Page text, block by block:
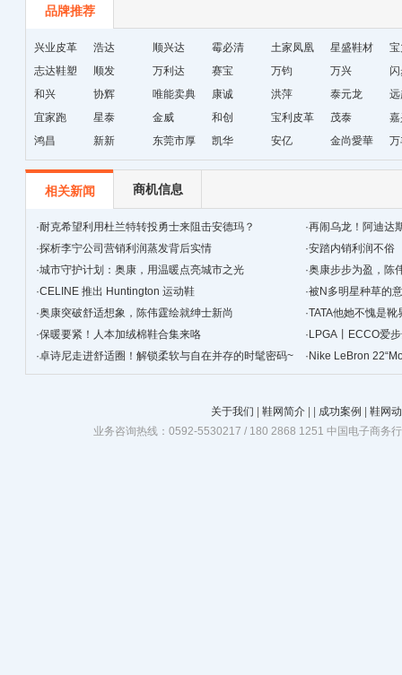
品牌推荐
兴业皮革 浩达 顺兴达 霉必清
土家凤凰
十字绣鞋
垫厂
星盛鞋材
志达鞋塑
顺发 万利达 赛宝 万钧 万兴
和兴
协辉 唯能卖典 康诚 洪萍 泰元龙
宜家跑
星泰 金威 和创 宝利皮革 茂泰
鸿昌
新新
东莞市厚
街天逸皮
革
凯华 安亿 金尚愛華
相关新闻 商机信息
·耐克希望利用杜兰特转投勇士来阻击安德玛？ ·再闹乌龙！阿迪达
·探析李宁公司营销利润蒸发背后实情 ·安踏内销利润不俗
·城市守护计划：奥康，用温暖点亮城市之光 ·奥康步步为盈，陈
·CELINE 推出 Huntington 运动鞋 ·被N多明星种草的
·奥康突破舒适想象，陈伟霆绘就绅士新尚 ·TATA他她不愧是
·保暖要紧！人本加绒棉鞋合集来咯 · LPGA丨ECCO爱
·卓诗尼走进舒适圈！解锁柔软与自在并存的时髦密码~ · Nike LeBron
关于我们 鞋网简介 成功案例
鞋网
业务咨询热线：0592-5530217 / 180 2868 1251 中国电子商务